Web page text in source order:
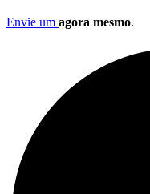
Envie um agora mesmo.